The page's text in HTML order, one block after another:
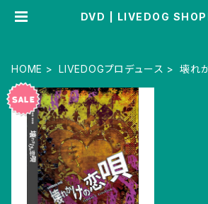
DVD | LIVEDOG
HOME LIVEDOGプロデュース 壊れ